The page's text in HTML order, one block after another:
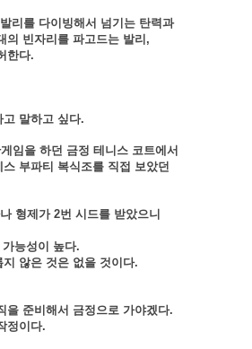
리를 다이빙해서 넘기는 탄력과
의 빈자리를 파고드는 발리,
한다.
말하고 싶다.
임을 하던 금정 테니스 코트에서
부파티 복식조를 직접 보았던
형제가 2번 시드를 받았으니
능성이 높다.
않은 것은 없을 것이다.
을 준비해서 금정으로 가야겠다.
정이다.